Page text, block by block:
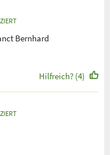
Bernhard
Hilfreich? (4)